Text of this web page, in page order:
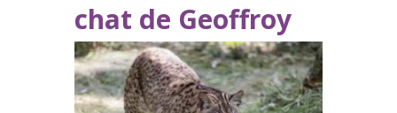
chat de Geoffroy